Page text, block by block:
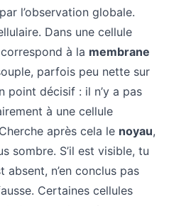
l’observation globale.
Dans une cellule
à la membrane
parfois peu nette sur
point décisif : il n’y a pas
à une cellule
après cela le noyau,
sombre. S’il est visible, tu
absent, n’en conclus pas
Certaines cellules